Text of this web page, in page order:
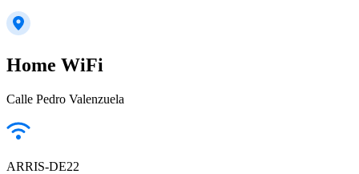
Home WiFi
Calle Pedro Valenzuela
ARRIS-DE22